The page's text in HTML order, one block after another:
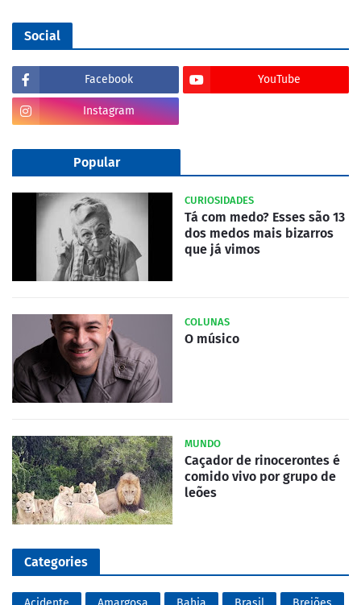
Social
Facebook YouTube
Instagram
Popular
CURIOSIDADES
Tá com medo? Esses são 13
dos medos mais bizarros
que já vimos
COLUNAS
O músico
MUNDO
Caçador de rinocerontes é
comido vivo por grupo de
leões
Categories